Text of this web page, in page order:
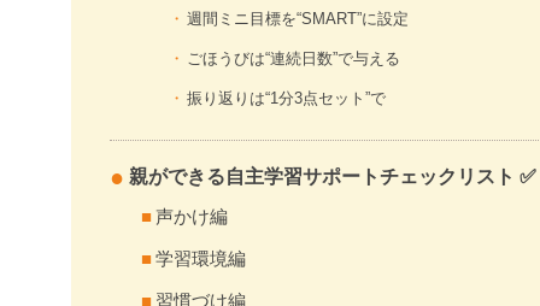
週間ミニ目標を“SMART”に設定
ごほうびは“連続日数”で与える
振り返りは“1分3点セット”で
親ができる自主学習サポートチェックリスト ✅
声かけ編
学習環境編
習慣づけ編